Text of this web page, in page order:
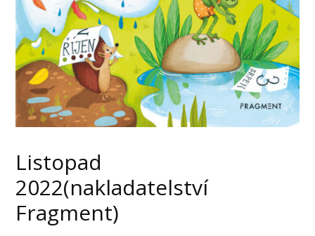
Listopad
2022(nakladatelství
Fragment)